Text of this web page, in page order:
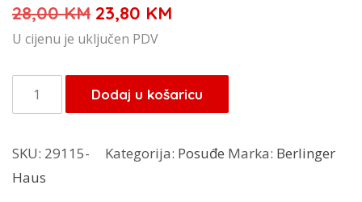
28,00KM Izvorna
cijena
je:
28,00 KM.
23,80 KM
23,80 KM.
U cijenu je uključen PDV
Berlinger
Haus
Pro
termos
Dodaj u košaricu
SKU: 29115- Kategorija: Posuđe Marka: Berlinger
Haus